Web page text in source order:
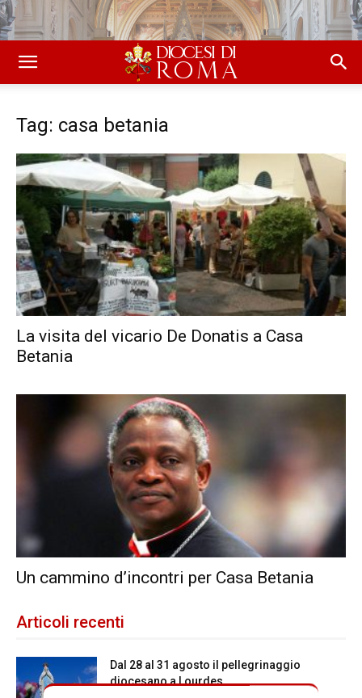
Tag: casa betania
La visita del vicario De Donatis a Casa
Betania
Un cammino d’incontri per Casa Betania
Articoli recenti
Dal 28 al 31 agosto il pellegrinaggio
diocesano a Lourdes